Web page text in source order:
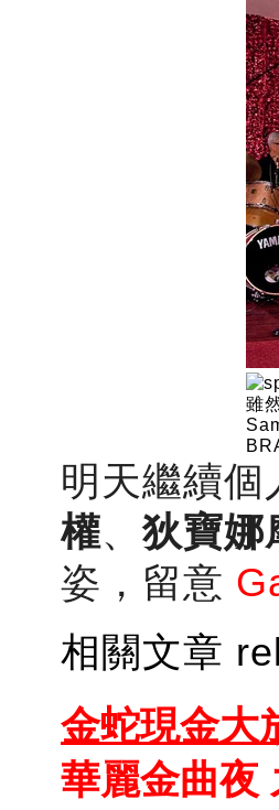
雖
明天繼續
權、狄寶娜
姿 ， 留意
相關文章
金蛇現金大
華麗金曲夜